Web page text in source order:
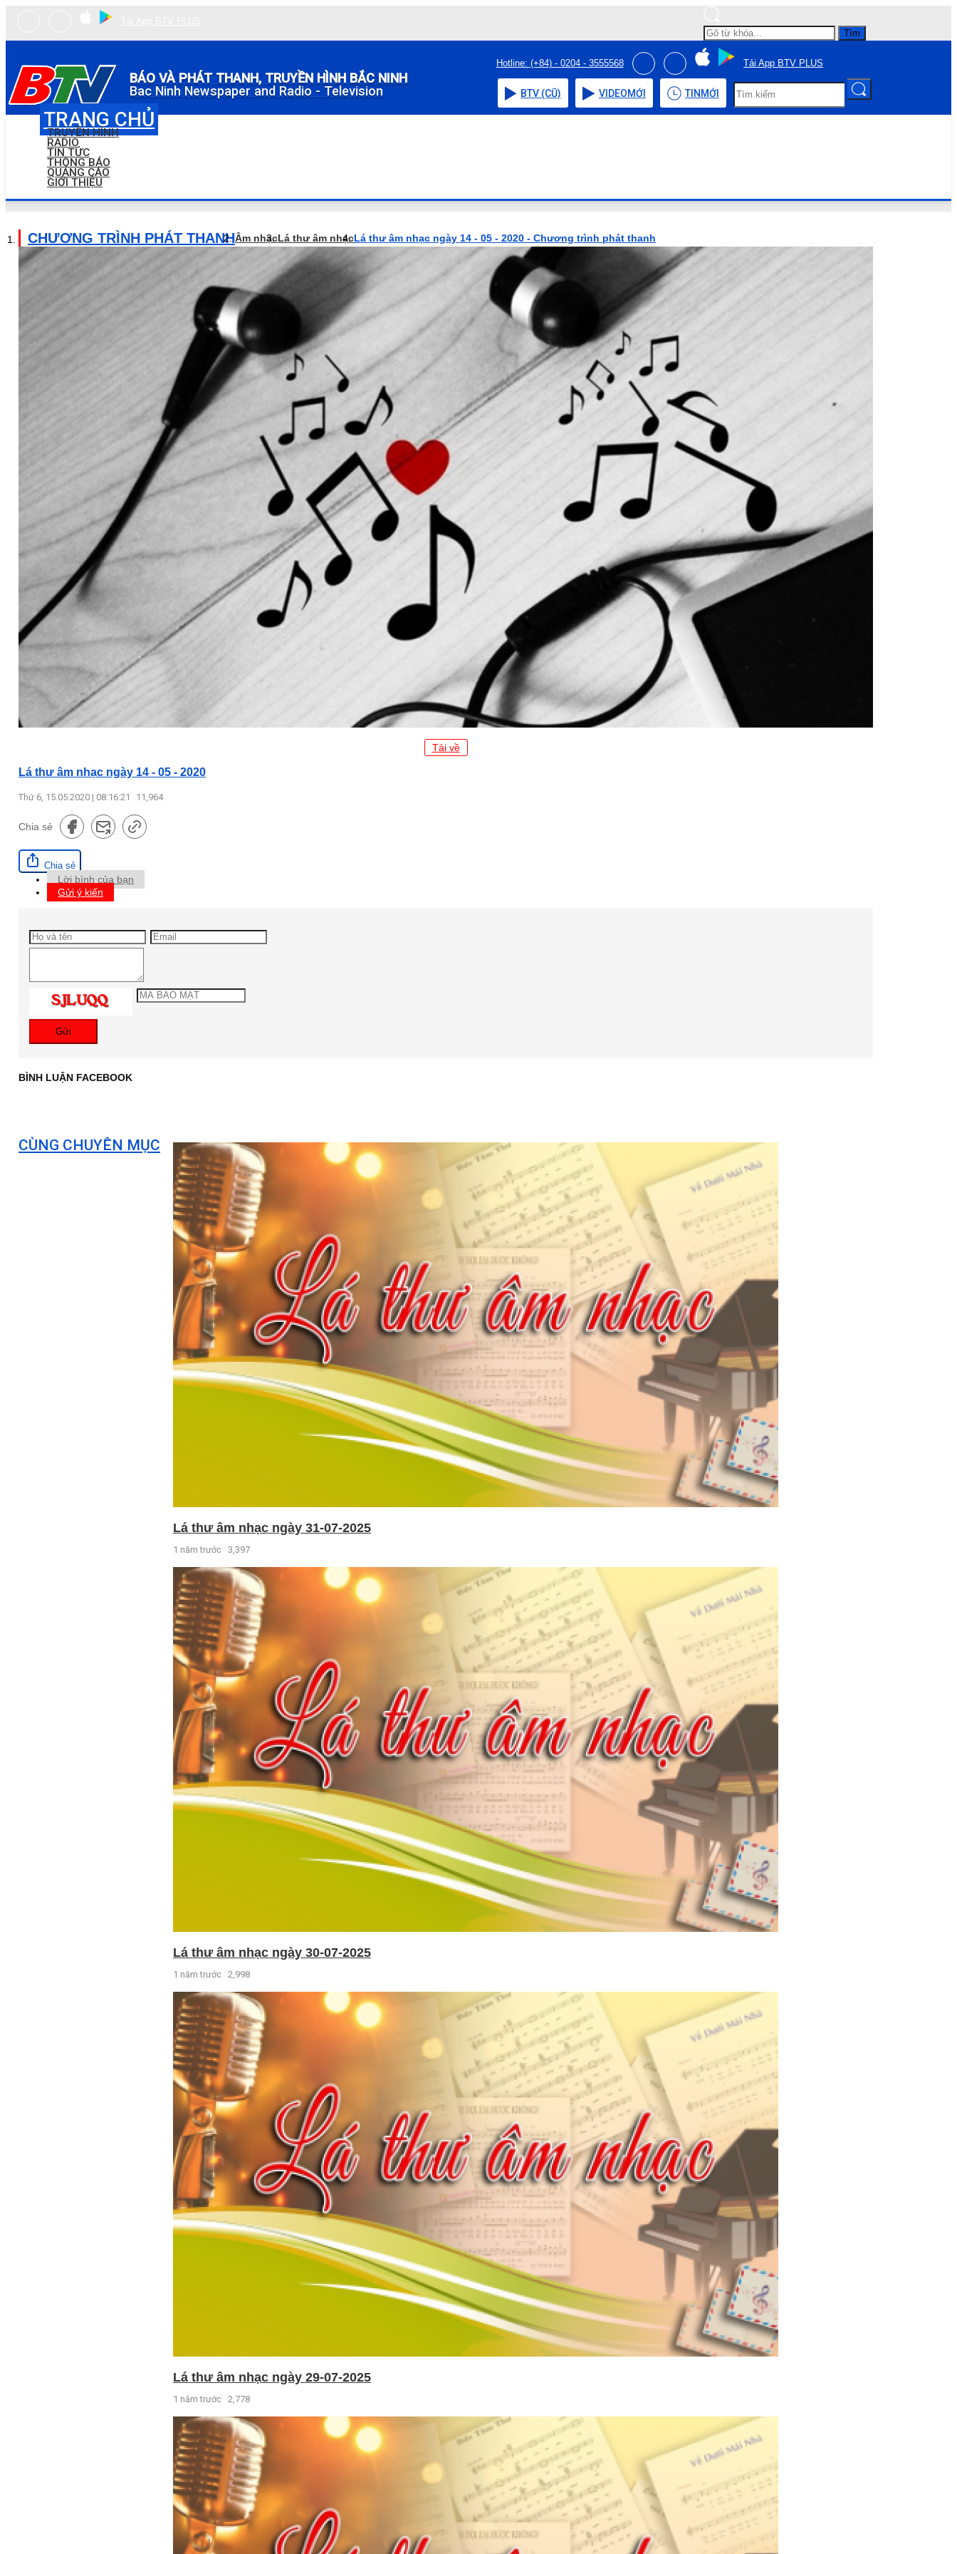
Tìm
BÁO VÀ PHÁT THANH, TRUYỀN HÌNH BẮC NINH
Bac Ninh Newspaper and Radio - Television
Hotline: (+84) - 0204 - 3555568 Tải App BTV PLUS
BTV (CŨ) VIDEOMỚI TIN MỚI
TRANG CHỦ
TRUYỀN HÌNH
RADIO
TIN TỨC
THÔNG BÁO
QUẢNG CÁO
GIỚI THIỆU
CHƯƠNG TRÌNH PHÁT THANHÂm nhạcLá thư âm nhạcLá thư âm nhạc ngày 14 - 05 - 2020 - Chương trình phát thanh
Tải về
Lá thư âm nhạc ngày 14 - 05 - 2020
Thứ 6, 15.05.2020 | 08:16:21 11,964
Chia sẻ
Chia sẻ
Lời bình của bạn
Gửi ý kiến
Gửi
BÌNH LUẬN FACEBOOK
CÙNG CHUYÊN MỤC
Lá thư âm nhạc ngày 31-07-2025
1 năm trước 3,397
Lá thư âm nhạc ngày 30-07-2025
1 năm trước 2,998
Lá thư âm nhạc ngày 29-07-2025
1 năm trước 2,778